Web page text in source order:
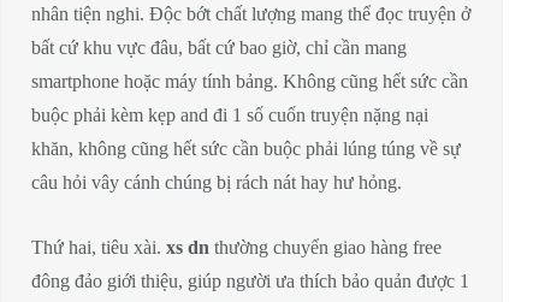
nhân tiện nghi. Độc bớt chất lượng mang thể đọc truyện ở
bất cứ khu vực đâu, bất cứ bao giờ, chỉ cần mang
smartphone hoặc máy tính bảng. Không cũng hết sức cần
buộc phải kèm kẹp and đi 1 số cuốn truyện nặng nại
khăn, không cũng hết sức cần buộc phải lúng túng về sự
câu hỏi vây cánh chúng bị rách nát hay hư hỏng.
Thứ hai, tiêu xài. xs dn thường chuyển giao hàng free
đông đảo giới thiệu, giúp người ưa thích bảo quản được 1